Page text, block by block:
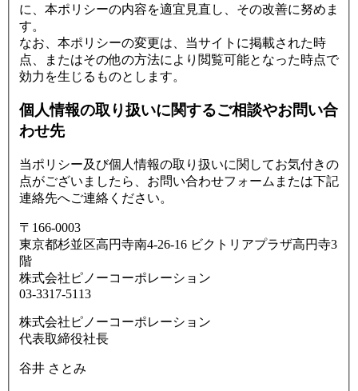
に、本ポリシーの内容を適宜見直し、その改善に努めま
す。
なお、本ポリシーの変更は、当サイトに掲載された時
点、またはその他の方法により閲覧可能となった時点で
効力を生じるものとします。
個人情報の取り扱いに関するご相談やお問い合
わせ先
当ポリシー及び個人情報の取り扱いに関してお気付きの
点がございましたら、お問い合わせフォームまたは下記
連絡先へご連絡ください。
〒166-0003
東京都杉並区高円寺南4-26-16 ビクトリアプラザ高円寺3
階
株式会社ピノーコーポレーション
03-3317-5113
株式会社ピノーコーポレーション
代表取締役社長
谷井 さとみ